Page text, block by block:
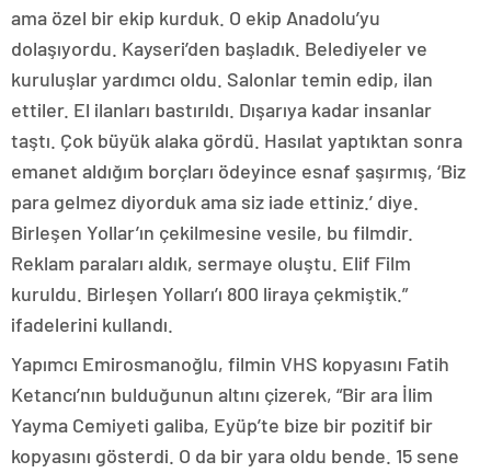
ama özel bir ekip kurduk. O ekip Anadolu’yu
dolaşıyordu. Kayseri’den başladık. Belediyeler ve
kuruluşlar yardımcı oldu. Salonlar temin edip, ilan
ettiler. El ilanları bastırıldı. Dışarıya kadar insanlar
taştı. Çok büyük alaka gördü. Hasılat yaptıktan sonra
emanet aldığım borçları ödeyince esnaf şaşırmış, ‘Biz
para gelmez diyorduk ama siz iade ettiniz.’ diye.
Birleşen Yollar’ın çekilmesine vesile, bu filmdir.
Reklam paraları aldık, sermaye oluştu. Elif Film
kuruldu. Birleşen Yolları’ı 800 liraya çekmiştik.”
ifadelerini kullandı.
Yapımcı Emirosmanoğlu, filmin VHS kopyasını Fatih
Ketancı’nın bulduğunun altını çizerek, “Bir ara İlim
Yayma Cemiyeti galiba, Eyüp’te bize bir pozitif bir
kopyasını gösterdi. O da bir yara oldu bende. 15 sene